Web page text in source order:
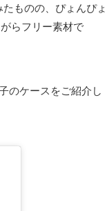
ものの、ぴょんぴょ
らフリー素材で
のケースをご紹介し